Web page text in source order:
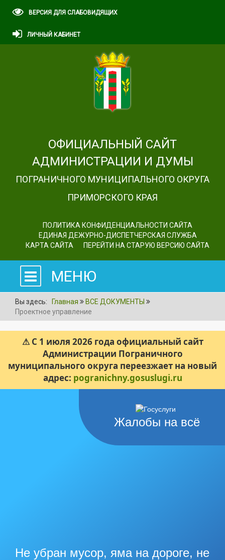
ВЕРСИЯ ДЛЯ СЛАБОВИДЯЩИХ
ЛИЧНЫЙ КАБИНЕТ
ОФИЦИАЛЬНЫЙ САЙТ
АДМИНИСТРАЦИИ И ДУМЫ
ПОГРАНИЧНОГО МУНИЦИПАЛЬНОГО ОКРУГА
ПРИМОРСКОГО КРАЯ
ПОЛИТИКА КОНФИДЕНЦИАЛЬНОСТИ САЙТА
ЕДИНАЯ ДЕЖУРНО-ДИСПЕТЧЕРСКАЯ СЛУЖБА
КАРТА САЙТА
ПЕРЕЙТИ НА СТАРУЮ ВЕРСИЮ САЙТА
МЕНЮ
Вы здесь: Главная
ВСЕ ДОКУМЕНТЫ
Проектное управление
⚠ С 1 июля 2026 года официальный сайт
Администрации Пограничного
муниципального округа переезжает на новый
адрес: pogranichny.gosuslugi.ru
Жалобы на всё
Не убран мусор, яма на дороге, не